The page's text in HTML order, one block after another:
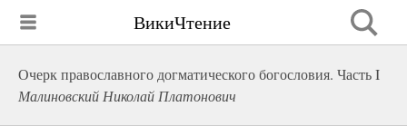
ВикиЧтение
Очерк православного догматического богословия. Часть I
Малиновский Николай Платонович